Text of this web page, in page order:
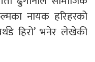
नायक हरिहरको
हिरो’ भनेर लेखेकी